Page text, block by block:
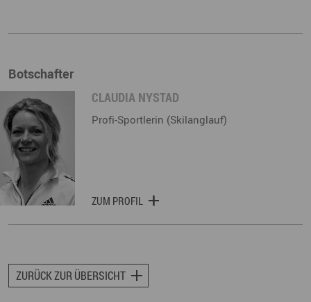
Botschafter
CLAUDIA NYSTAD
Profi-Sportlerin (Skilanglauf)
ZUM PROFIL
ZURÜCK ZUR ÜBERSICHT